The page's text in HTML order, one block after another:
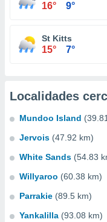
16° 9°
St Kitts
15° 7°
Localidades
Mundoo Island
Jervois (47.92 km)
White Sands (54.83
Willyaroo (60.38 km)
Parrakie (89.5 km)
Yankalilla (93.08 km)